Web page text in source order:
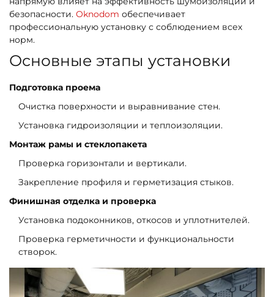
безопасности. Oknodom обеспечивает
профессиональную установку с соблюдением всех
норм.
Основные этапы установки
Подготовка проема
Очистка поверхности и выравнивание стен.
Установка гидроизоляции и теплоизоляции.
Монтаж рамы и стеклопакета
Проверка горизонтали и вертикали.
Закрепление профиля и герметизация стыков.
Финишная отделка и проверка
Установка подоконников, откосов и уплотнителей.
Проверка герметичности и функциональности
створок.